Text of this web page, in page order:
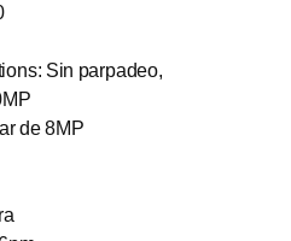
Sin parpadeo,
de 8MP